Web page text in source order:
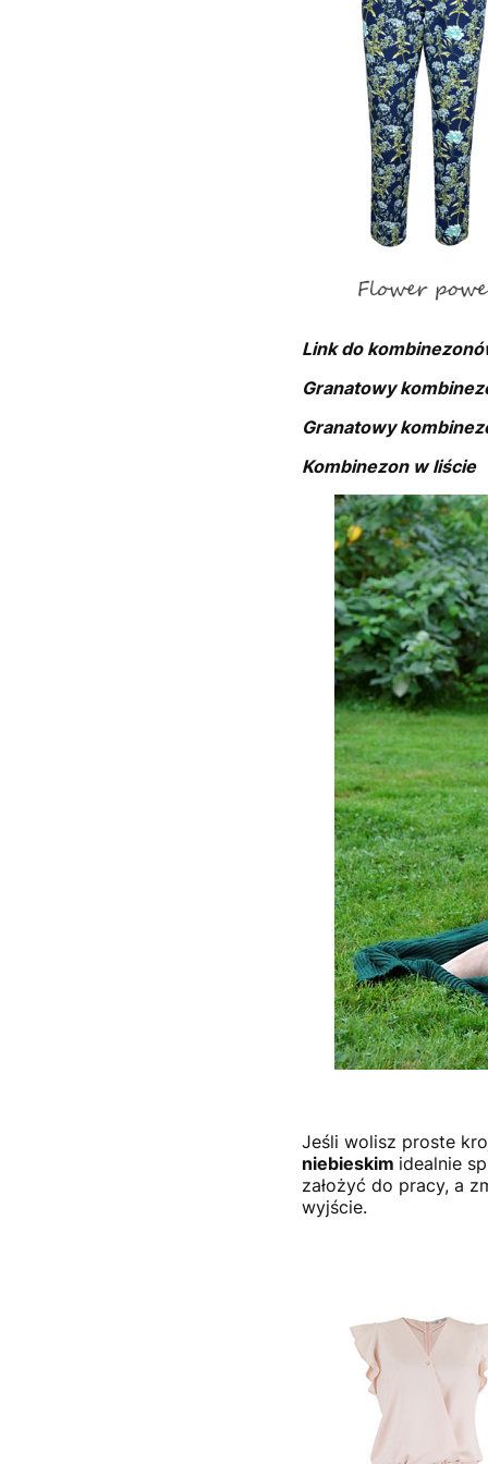
Link do
Granatowy
Granatowy
Kombinezon w liście
Jeśli wolisz proste
niebieskim idealnie
założyć do pracy, a
wyjście.